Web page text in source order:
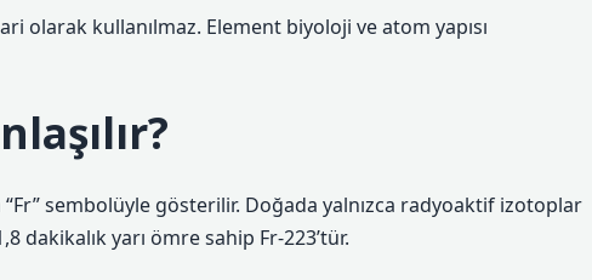
olarak kullanılmaz. Element biyoloji ve atom yapısı
sembolüyle gösterilir. Doğada yalnızca radyoaktif izotoplar
dakikalık yarı ömre sahip Fr-223’tür.